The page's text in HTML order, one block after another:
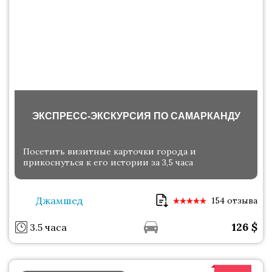
ЭКСПРЕСС-ЭКСКУРСИЯ ПО САМАРКАНДУ
Посетить визитные карточки города и
прикоснуться к его истории за 3,5 часа
Джамшед 154 отзыва
3.5 часа 126 $